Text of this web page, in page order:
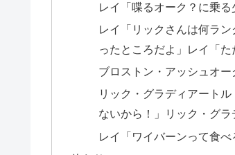
レイ「喋るオーク？に乗
レイ「リックさんは何ラ
ったところだよ」レイ「
ブロストン・アッシュオー
リック・グラディアート
ないから！」リック・グラ
レイ「ワイバーンって食